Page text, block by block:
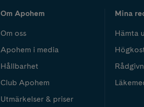
Om Apohem
Om oss
Apohem i media
Hållbarhet
Club Apohem
Utmärkelser & priser
Mina
Hämta